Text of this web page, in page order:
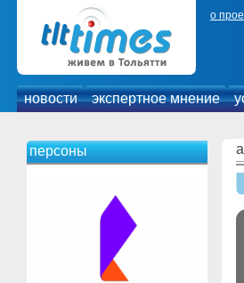
о
новости экспертное мнение
персоны